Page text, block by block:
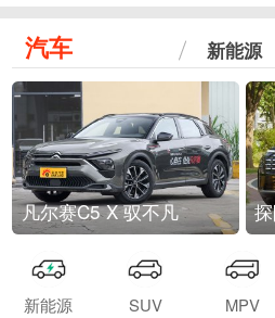
汽车 新能源
凡尔赛C5 X 驭不凡
新能源 SUV MPV